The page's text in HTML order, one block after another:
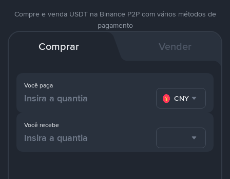
Compre e venda USDT na Binance P2P com vários métodos de
pagamento
Comprar Vender
Você paga
CNY
Você recebe